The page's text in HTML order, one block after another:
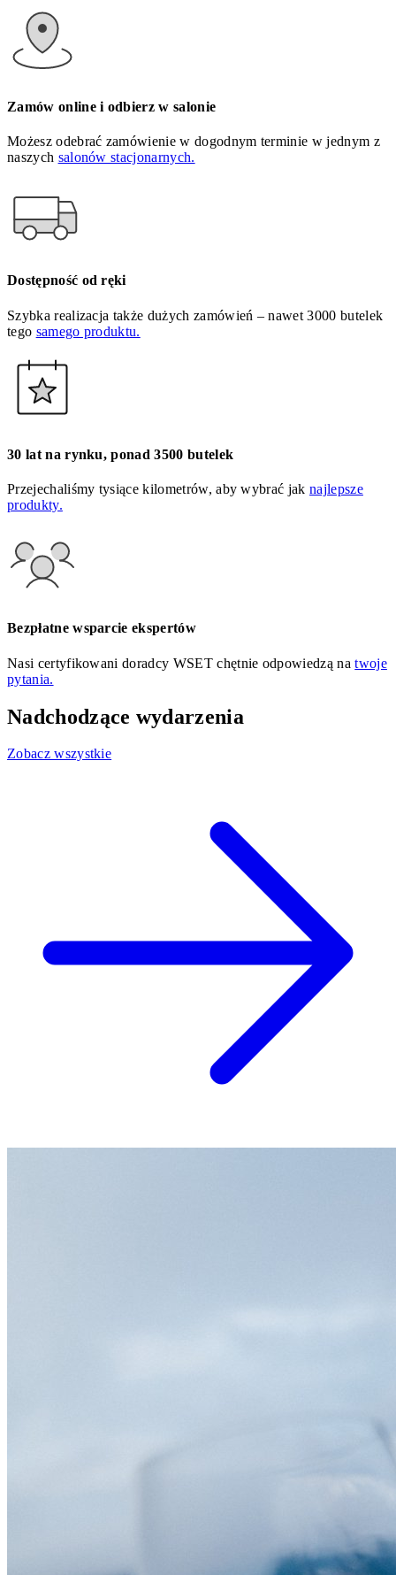
Zamów online i odbierz w salonie
Możesz odebrać zamówienie w dogodnym terminie w jednym z
naszych salonów stacjonarnych.
Dostępność od ręki
Szybka realizacja także dużych zamówień – nawet 3000 butelek
tego samego produktu.
30 lat na rynku, ponad 3500 butelek
Przejechaliśmy tysiące kilometrów, aby wybrać jaknajlepsze
produkty.
Bezpłatne wsparcie ekspertów
Nasi certyfikowani doradcy WSET chętnie odpowiedzą natwoje
pytania.
Nadchodzące wydarzenia
Zobacz wszystkie